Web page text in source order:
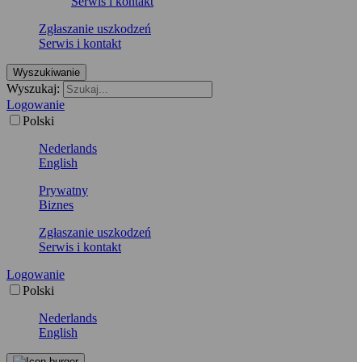
Zgłaszanie uszkodzeń
Serwis i kontakt
Wyszukiwanie
Wyszukaj:
Logowanie
Polski
Nederlands
English
Prywatny
Biznes
Zgłaszanie uszkodzeń
Serwis i kontakt
Logowanie
Polski
Nederlands
English